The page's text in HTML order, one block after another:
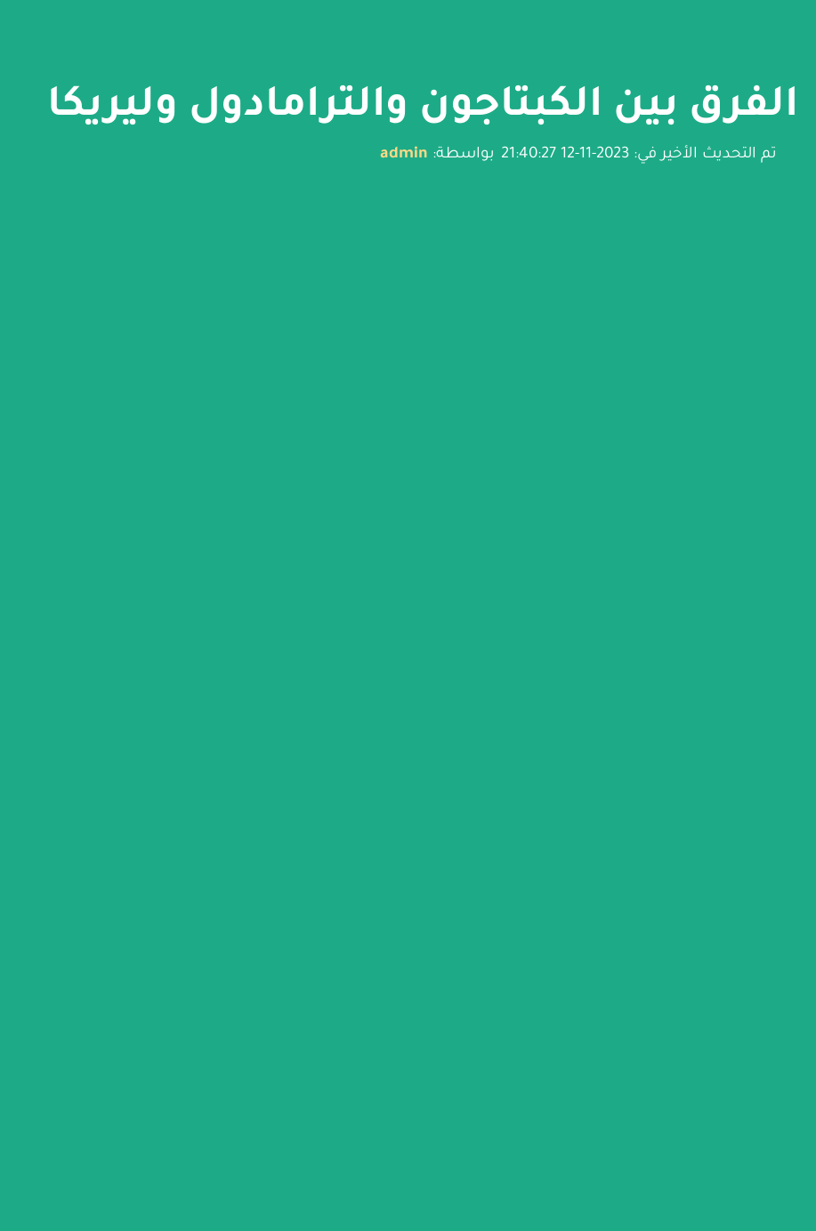
الفرق بين الكبتاجون والترامادول وليريكا
تم التحديث الأخير في: 2023-11-12 21:40:27 بواسطة: admin